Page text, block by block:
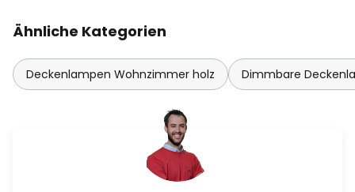
Ähnliche Kategorien
Deckenlampen Wohnzimmer holz Dimmbare